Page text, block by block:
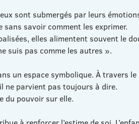
sont submergés par leurs
savoir comment les exprimer.
elles alimentent souvent le
suis pas comme les autres ».
un espace symbolique. À travers le
ne parvient pas toujours à dire.
du pouvoir sur elle.